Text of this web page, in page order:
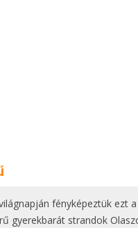
fényképeztük ezt a bokor alatt
strandok Olaszországban -